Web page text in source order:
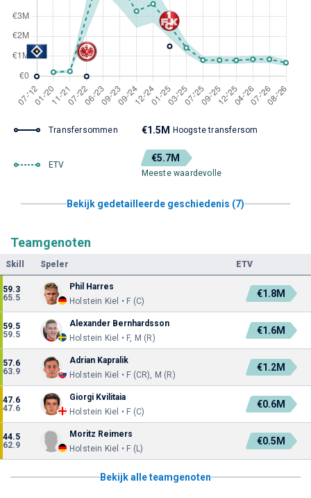
Transfersommen €1.5M Hoogste transfersom
ETV
€5.7M
Meeste waardevolle
Bekijk gedetailleerde geschiedenis (7)
Teamgenoten
Skill Speler ETV
59.3
65.5
Phil Harres
Holstein Kiel • F (C)
€1.8M
59.5
59.5
Alexander Bernhardsson
Holstein Kiel • F, M (R)
€1.6M
57.6
63.9
Adrian Kapralik
Holstein Kiel • F (CR), M (R)
€1.2M
47.6
47.6
Giorgi Kvilitaia
Holstein Kiel • F (C)
€0.6M
44.5
62.9
Moritz Reimers
Holstein Kiel • F (L)
€0.5M
Bekijk alle teamgenoten